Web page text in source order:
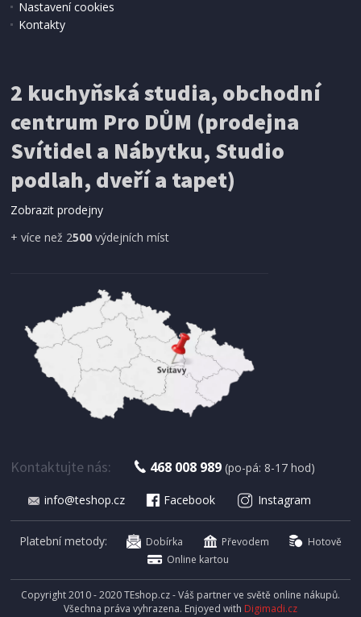
12 Kč Přidat do košíku
VÁLEČEK NA MALOVÁNÍ
Enpro Váleček lakovací KAP, 110 x 6 x 35 mm
Nastavení cookies
Kontakty
2 kuchyňská studia, obchodní
centrum Pro DŮM (prodejna
Svítidel a Nábytku, Studio
podlah, dveří a tapet)
Zobrazit prodejny
+ více než 2500 výdejních míst
Kontaktujte nás: 468 008 989 (po-pá: 8-17 hod)
info@teshop.cz Facebook Instagram
Platební metody: Dobírka Převodem
Hotově
Online kartou
Copyright 2010 - 2020 TEshop.cz - Váš partner ve světě online nákupů.
Všechna práva vyhrazena. Enjoyed with Digimadi.cz